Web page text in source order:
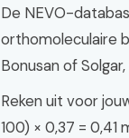
De NEVO-
orthomoleculaire
Bonusan of
Reken uit voor
100) × 0,37 = 0,41